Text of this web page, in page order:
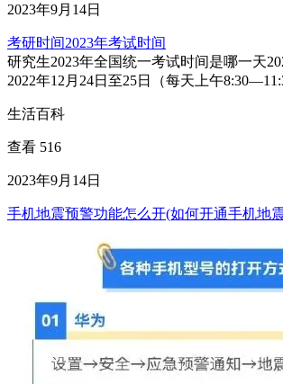
2023年9月14日
考研时间2023年考试时间
研究生2023年全国统一考试时间是哪一天
2022年12月24日至25日（每天上午
生活百科
查看 516
2023年9月14日
手机地震预警功能怎么开(如何开通手机地